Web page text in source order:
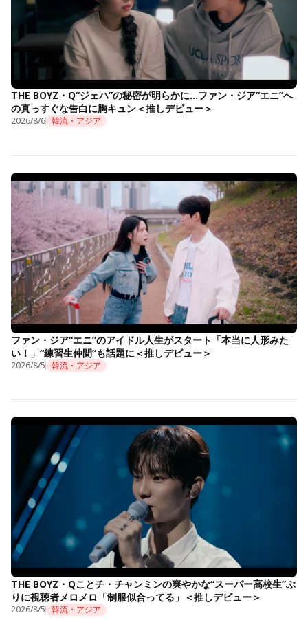
THE BOYZ・Q“ジェハ”の秘密が明らかに…ファン・ジア“エニ”へ
の真っすぐな告白に胸キュン＜推しデビュー＞
2026/8/6 韓流・アジア
ファン・ジア“エニ”のアイドル人生がスタート「本当に人形みた
い！」“練習生仲間”も話題に＜推しデビュー＞
2026/8/5 韓流・アジア
THE BOYZ・Qことチ・チャンミンの爽やかな“スーパー高校生”ぶ
りに視聴者メロメロ「制服似合ってる」＜推しデビュー＞
2026/8/5 韓流・アジア